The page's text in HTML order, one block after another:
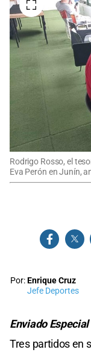
Rodrigo Rosso, el
Eva Perón en Junín,
Por:Enrique Cruz
Jefe Deportes
Enviado
Tres partidos en